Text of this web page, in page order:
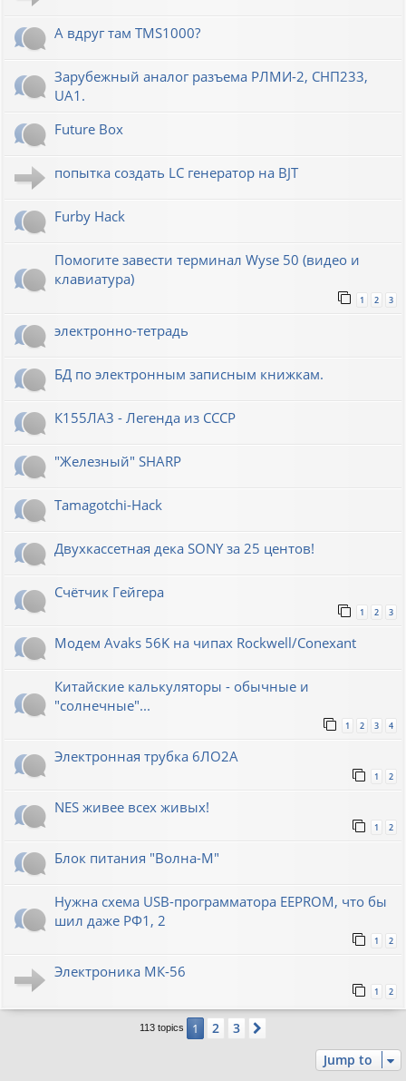
А вдруг там TMS1000?
Зарубежный аналог разъема РЛМИ-2, СНП233,
UA1.
Future Box
попытка создать LC генератор на BJT
Furby Hack
Помогите завести терминал Wyse 50 (видео и
клавиатура)
1 2 3
электронно-тетрадь
БД по электронным записным книжкам.
К155ЛА3 - Легенда из СССР
"Железный" SHARP
Tamagotchi-Hack
Двухкассетная дека SONY за 25 центов!
Счётчик Гейгера
1 2 3
Модем Avaks 56K на чипах Rockwell/Conexant
Китайские калькуляторы - обычные и
"солнечные"...
1 2 3 4
Электронная трубка 6ЛО2А
1 2
NES живее всех живых!
1 2
Блок питания "Волна-М"
Нужна схема USB-программатора EEPROM, что бы
шил даже РФ1, 2
1 2
Электроника МК-56
1 2
113 topics 1 2 3
Jump to